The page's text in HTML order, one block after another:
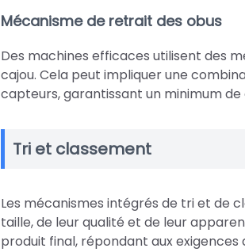
Mécanisme de retrait des obus
Des machines efficaces utilisent des
cajou. Cela peut impliquer une
capteurs, garantissant un minimum
Tri et classement
Les mécanismes intégrés de tri et de
taille, de leur qualité et de leur
produit final, répondant aux